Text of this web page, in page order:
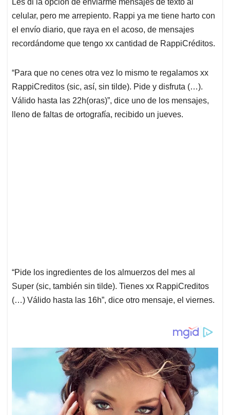
s
A
p
p
b
o
o
k
e
d
I
n
l
a
d
s
Les di la opción de enviarme mensajes de texto al
celular, pero me arrepiento. Rappi ya me tiene harto con
el envío diario, que raya en el acoso, de mensajes
recordándome que tengo xx cantidad de RappiCréditos.
“Para que no cenes otra vez lo mismo te regalamos xx
RappiCreditos (sic, así, sin tilde). Pide y disfruta (…).
Válido hasta las 22h(oras)”, dice uno de los mensajes,
lleno de faltas de ortografía, recibido un jueves.
“Pide los ingredientes de los almuerzos del mes al
Super (sic, también sin tilde). Tienes xx RappiCreditos
(…) Válido hasta las 16h”, dice otro mensaje, el viernes.